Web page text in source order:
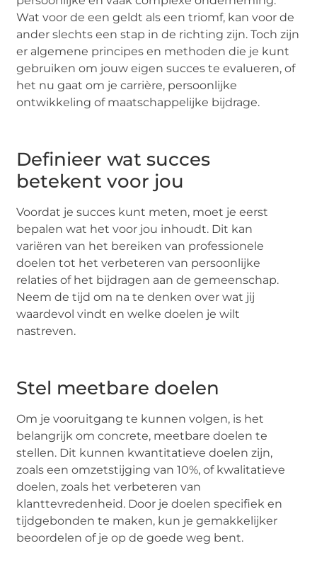
Wat voor de een geldt als een triomf, kan voor de
ander slechts een stap in de richting zijn. Toch zijn
er algemene principes en methoden die je kunt
gebruiken om jouw eigen succes te evalueren, of
het nu gaat om je carrière, persoonlijke
ontwikkeling of maatschappelijke bijdrage.
Definieer wat succes
betekent voor jou
Voordat je succes kunt meten, moet je eerst
bepalen wat het voor jou inhoudt. Dit kan
variëren van het bereiken van professionele
doelen tot het verbeteren van persoonlijke
relaties of het bijdragen aan de gemeenschap.
Neem de tijd om na te denken over wat jij
waardevol vindt en welke doelen je wilt
nastreven.
Stel meetbare doelen
Om je vooruitgang te kunnen volgen, is het
belangrijk om concrete, meetbare doelen te
stellen. Dit kunnen kwantitatieve doelen zijn,
zoals een omzetstijging van 10%, of kwalitatieve
doelen, zoals het verbeteren van
klanttevredenheid. Door je doelen specifiek en
tijdgebonden te maken, kun je gemakkelijker
beoordelen of je op de goede weg bent.